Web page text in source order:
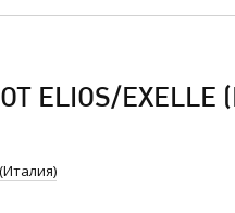
ELIOS/